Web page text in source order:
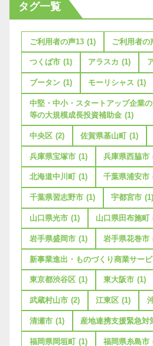
タグ一覧
ご利用者の声13 (1) ご利用者の
つくば市 (1) アラスカ (1)
ブータン (1) モーリシャス (1)
中堅・中小・スタートアップ企業
等の大規模成長投資補助金 (1)
中央区 (2) 佐賀県基山町 (1)
兵庫県宝塚市 (1) 兵庫県西脇市
北海道中川町 (1) 千葉県浦安市
千葉県習志野市 (1) 宇都宮市 (1)
山口県光市 (1) 山口県田布施町
岩手県盛岡市 (1) 岩手県花巻市
新事業進出・ものづくり商業サー
東京都渋谷区 (1) 東大阪市 (1)
武蔵村山市 (2) 江東区 (1)
清瀬市 (1) 産地連携支援緊急対
福岡県岡垣町 (1) 福岡県糸島市